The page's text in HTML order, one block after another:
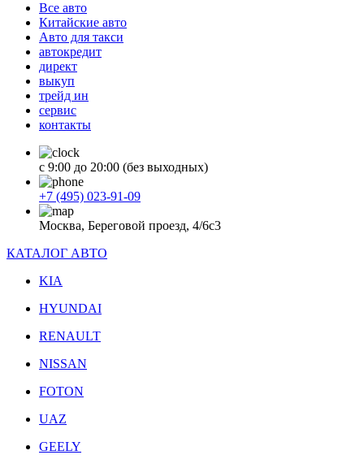
Все авто
Китайские авто
Авто для такси
автокредит
директ
выкуп
трейд ин
сервис
контакты
с 9:00 до 20:00 (без выходных)
+7 (495) 023-91-09
Москва, Береговой проезд, 4/6с3
КАТАЛОГ АВТО
KIA
HYUNDAI
RENAULT
NISSAN
FOTON
UAZ
GEELY